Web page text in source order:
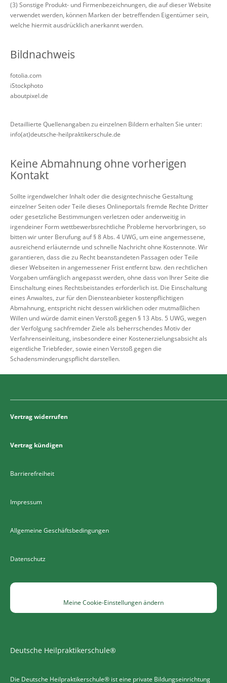
(3) Sonstige Produkt- und Firmenbezeichnungen, die auf dieser Website
verwendet werden, können Marken der betreffenden Eigentümer sein,
welche hiermit ausdrücklich anerkannt werden.
Bildnachweis
fotolia.com
iStockphoto
aboutpixel.de
Detaillierte Quellenangaben zu einzelnen Bildern erhalten Sie unter:
info(at)deutsche-heilpraktikerschule.de
Keine Abmahnung ohne vorherigen
Kontakt
Sollte irgendwelcher Inhalt oder die designtechnische Gestaltung
einzelner Seiten oder Teile dieses Onlineportals fremde Rechte Dritter
oder gesetzliche Bestimmungen verletzen oder anderweitig in
irgendeiner Form wettbewerbsrechtliche Probleme hervorbringen, so
bitten wir unter Berufung auf § 8 Abs. 4 UWG, um eine angemessene,
ausreichend erläuternde und schnelle Nachricht ohne Kostennote. Wir
garantieren, dass die zu Recht beanstandeten Passagen oder Teile
dieser Webseiten in angemessener Frist entfernt bzw. den rechtlichen
Vorgaben umfänglich angepasst werden, ohne dass von Ihrer Seite die
Einschaltung eines Rechtsbeistandes erforderlich ist. Die Einschaltung
eines Anwaltes, zur für den Diensteanbieter kostenpflichtigen
Abmahnung, entspricht nicht dessen wirklichen oder mutmaßlichen
Willen und würde damit einen Verstoß gegen § 13 Abs. 5 UWG, wegen
der Verfolgung sachfremder Ziele als beherrschendes Motiv der
Verfahrenseinleitung, insbesondere einer Kostenerzielungsabsicht als
eigentliche Triebfeder, sowie einen Verstoß gegen die
Schadensminderungspflicht darstellen.
Vertrag widerrufen
Vertrag kündigen
Barrierefreiheit
Impressum
Allgemeine Geschäftsbedingungen
Datenschutz
Meine Cookie-Einstellungen ändern
Deutsche Heilpraktikerschule®
Die Deutsche Heilpraktikerschule® ist eine private Bildungseinrichtung